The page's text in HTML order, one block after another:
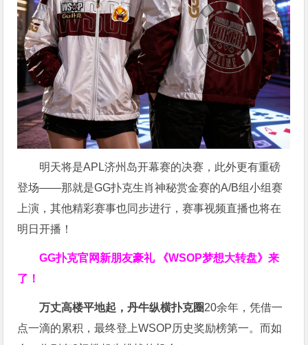
明天将是APL济州岛开幕赛的决赛，此外更有重磅
登场——那就是GG扑克生肖神秘赏金赛的A/B组小组赛
上演，其他精彩赛事也同步进行，赛事视频直播也将在
明日开播！
GG扑克官网新朋友豪礼
《WSOP梦想大转盘》来
了！
万丈高楼平地起，丹牛纵横扑克圈20余年，凭借一
点一滴的累积，最终登上WSOP历史奖励榜第一。而如